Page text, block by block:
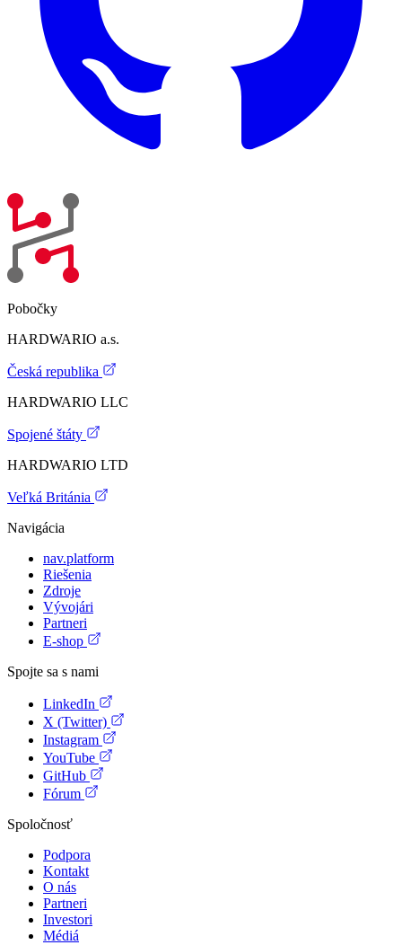
Pobočky
HARDWARIO a.s.
Česká republika
HARDWARIO LLC
Spojené štáty
HARDWARIO LTD
Veľká Británia
Navigácia
nav.platform
Riešenia
Zdroje
Vývojári
Partneri
E-shop
Spojte sa s nami
LinkedIn
X (Twitter)
Instagram
YouTube
GitHub
Fórum
Spoločnosť
Podpora
Kontakt
O nás
Partneri
Investori
Médiá